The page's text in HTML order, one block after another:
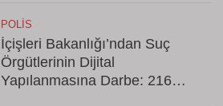
POLIS
İçişleri Bakanlığı’ndan Suç
Örgütlerinin Dijital
Yapılanmasına Darbe: 216